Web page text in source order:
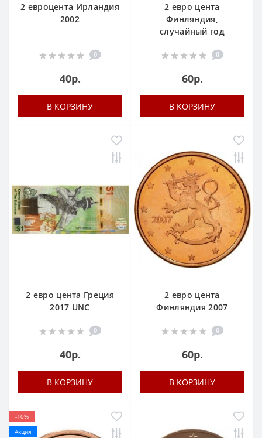
2 евроцента Ирландия
2002
0
40р.
В КОРЗИНУ
2 евро цента
Финляндия,
случайный год
0
60р.
В КОРЗИНУ
2 евро цента Греция
2017 UNC
0
40р.
В КОРЗИНУ
2 евро цента
Финляндия 2007
0
60р.
В КОРЗИНУ
-10%
Акция